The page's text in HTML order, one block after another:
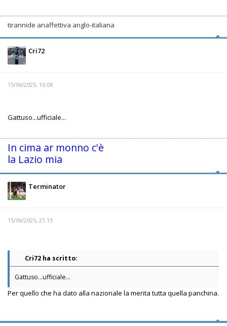
tirannide anaffettiva anglo-italiana
Cri72
15/06/2025, 16:08
Gattuso...ufficiale...
In cima ar monno c'è
la Lazio mia
Terminator
15/06/2025, 21:15
Cri72 ha scritto:
Gattuso...ufficiale...
Per quello che ha dato alla nazionale la merita tutta quella panchina.